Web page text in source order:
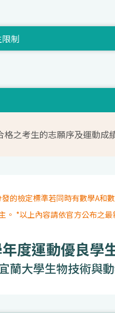
制
格之考生的志願序及運動成
的檢定標準若同時有數學A和
。 *以上內容請依官方公布之
度運動優良學
蘭大學生物技術與